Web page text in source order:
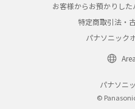
お客様からお預かりし
特定商取引法・
パナソニック
パナソニ
©